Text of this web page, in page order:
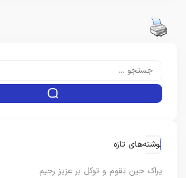
نوشته‌های تازه
یراک حین تقوم و توکل بر عزیز رحیم